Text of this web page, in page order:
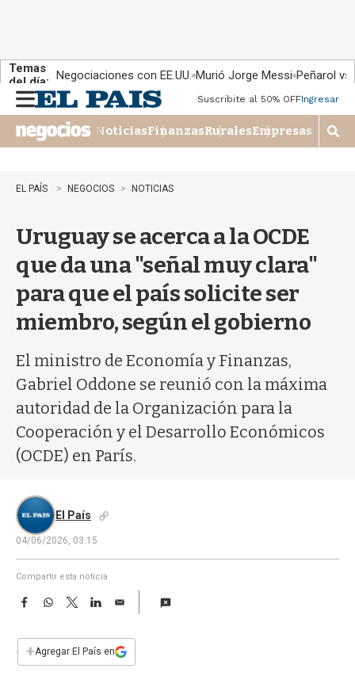
Temas
del día: Negociaciones con EE.UU. Murió Jorge Messi Peñarol
n
u
Suscribite al 50% OFFIngresar
NoticiasFinanzasRuralesEmpresas
M
o
EL PAÍS NEGOCIOS NOTICIAS
Uruguay se acerca a la OCDE
que da una "señal muy clara"
para que el país solicite ser
miembro, según el gobierno
El ministro de Economía y Finanzas,
Gabriel Oddone se reunió con la máxima
autoridad de la Organización para la
Cooperación y el Desarrollo Económicos
(OCDE) en París.
El País
04/06/2026, 03:15
Compartir esta noticia
F
e
b
W
s
T
w
t
L
E
i
l
+Agregar El País en